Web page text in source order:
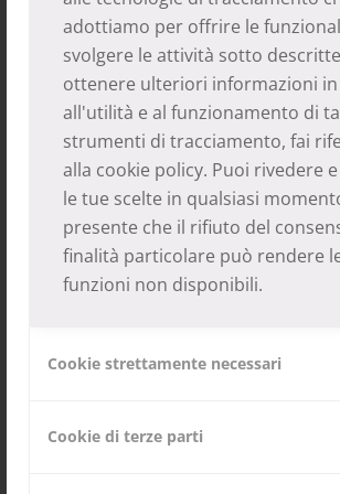
adottiamo per offrire le
svolgere le attività sotto
ottenere ulteriori informazioni
all'utilità e al funzionamento di
strumenti di tracciamento, fai
alla cookie policy. Puoi rivedere
le tue scelte in qualsiasi
presente che il rifiuto del
finalità particolare può rendere
funzioni non disponibili.
Cookie strettamente necessari
Cookie di terze parti
prevista la creazione di un
coltivazione dei fiori e delle
durante le cerimonie religiose.
L’intero progetto costa ca.
monaci e la popolazione
realizzato lavori per ca. 26.400
lavori la comunità ha chiesto a
finanziamento. Il direttivo di
depositato sul conto